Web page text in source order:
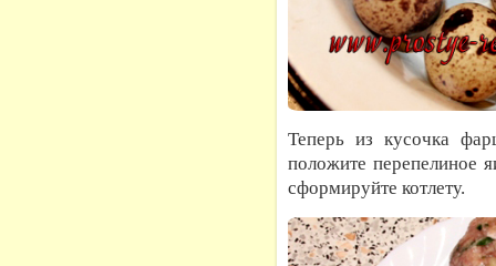
Теперь из кусочка
положите перепелиное
сформируйте котлету.